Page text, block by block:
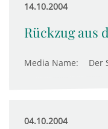
14.10.2004
Rückzug aus
Media Name: Der
04.10.2004